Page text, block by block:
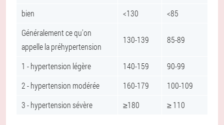
bien
<130
<85
Généralement ce qu'on
appelle la préhypertension
130-139 85-89
1 - hypertension légère 140-159
90-99
2 - hypertension modérée
160-179
100-109
3 - hypertension sévère
≥180 ≥ 110